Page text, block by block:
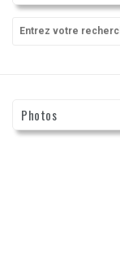
pour
Photos